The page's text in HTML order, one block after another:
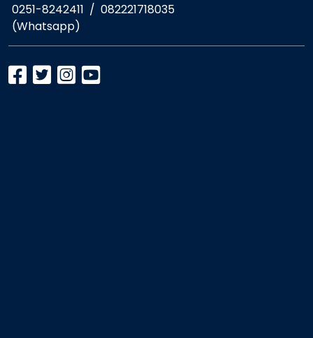
0251-8242411 / 082221718035
(Whatsapp)